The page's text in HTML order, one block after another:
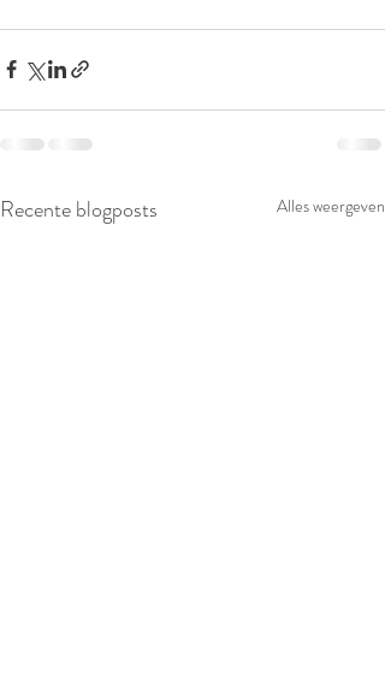
Recente blogposts Alles weergeven